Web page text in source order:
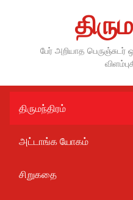
பேர் அறியாத
திருமந்திரம்
அட்டாங்க யோகம்
சிறுகதை